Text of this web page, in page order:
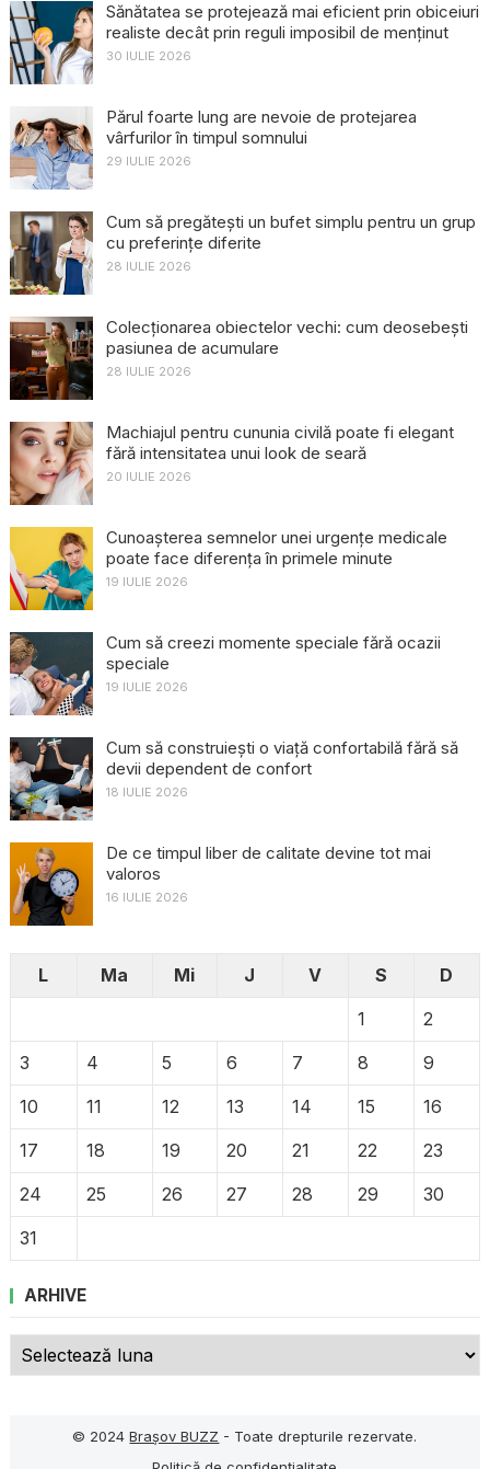
Sănătatea se protejează mai eficient prin obiceiuri
realiste decât prin reguli imposibil de menținut
30 IULIE 2026
Părul foarte lung are nevoie de protejarea
vârfurilor în timpul somnului
29 IULIE 2026
Cum să pregătești un bufet simplu pentru un grup
cu preferințe diferite
28 IULIE 2026
Colecționarea obiectelor vechi: cum deosebești
pasiunea de acumulare
28 IULIE 2026
Machiajul pentru cununia civilă poate fi elegant
fără intensitatea unui look de seară
20 IULIE 2026
Cunoașterea semnelor unei urgențe medicale
poate face diferența în primele minute
19 IULIE 2026
Cum să creezi momente speciale fără ocazii
speciale
19 IULIE 2026
Cum să construiești o viață confortabilă fără să
devii dependent de confort
18 IULIE 2026
De ce timpul liber de calitate devine tot mai
valoros
16 IULIE 2026
L Ma Mi J V S
D
1
2
3
4 5 6 7 8
9
10
11 12 13 14 15
16
17
18 19 20 21 22
23
24
25 26 27 28 29
30
31
ARHIVE
Arhive
© 2024Brașov BUZZ - Toate drepturile rezervate.